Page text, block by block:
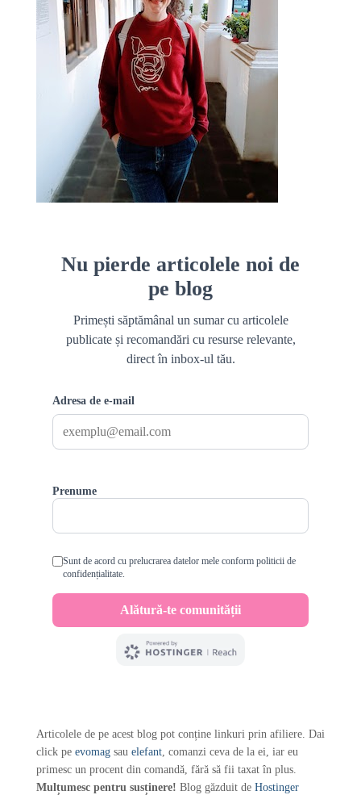
Articolele de pe acest blog pot conține linkuri prin afiliere. Dai
click pe evomag sau elefant, comanzi ceva de la ei, iar eu
primesc un procent din comandă, fără să fii taxat în plus.
Mulțumesc pentru susținere! Blog găzduit de Hostinger